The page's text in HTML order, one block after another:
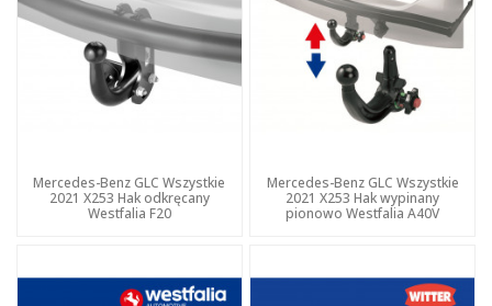
Mercedes-Benz GLC Wszystkie
2021 X253 Hak odkręcany
Westfalia F20
Mercedes-Benz GLC Wszystkie
2021 X253 Hak wypinany
pionowo Westfalia A40V